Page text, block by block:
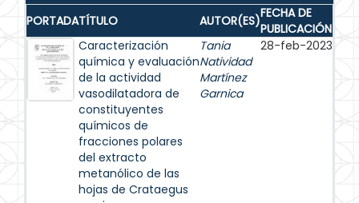
PORTADATÍTULO AUTOR(ES)FECHA DE
PUBLICACIÓN
Caracterización
química y evaluación
de la actividad
vasodilatadora de
constituyentes
químicos de
fracciones polares
del extracto
metanólico de las
hojas de Crataegus
Tania
Natividad
Martínez
Garnica
28-feb-2023